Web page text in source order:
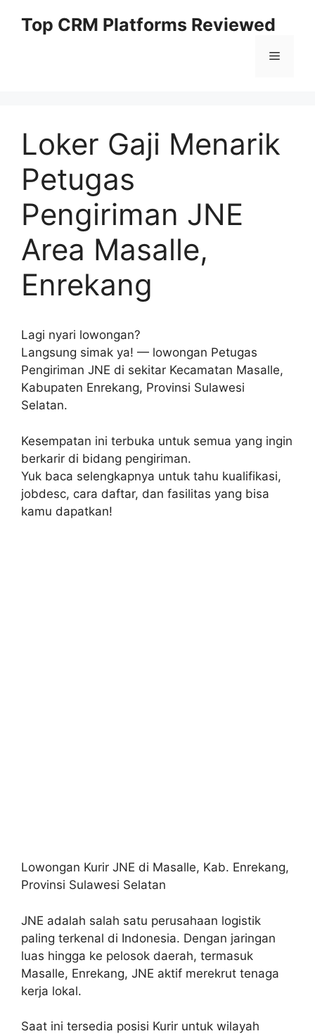
Top CRM Platforms Reviewed
Menu
Loker Gaji Menarik
Petugas
Pengiriman JNE
Area Masalle,
Enrekang
Lagi nyari lowongan?
Langsung simak ya! — lowongan Petugas
Pengiriman JNE di sekitar Kecamatan Masalle,
Kabupaten Enrekang, Provinsi Sulawesi
Selatan.
Kesempatan ini terbuka untuk semua yang ingin
berkarir di bidang pengiriman.
Yuk baca selengkapnya untuk tahu kualifikasi,
jobdesc, cara daftar, dan fasilitas yang bisa
kamu dapatkan!
Lowongan Kurir JNE di Masalle, Kab. Enrekang,
Provinsi Sulawesi Selatan
JNE adalah salah satu perusahaan logistik
paling terkenal di Indonesia. Dengan jaringan
luas hingga ke pelosok daerah, termasuk
Masalle, Enrekang, JNE aktif merekrut tenaga
kerja lokal.
Saat ini tersedia posisi Kurir untuk wilayah